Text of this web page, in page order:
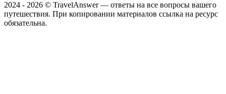
2024 - 2026 © TravelAnswer — ответы на все вопросы вашего
путешествия. При копировании материалов ссылка на ресурс
обязательна.